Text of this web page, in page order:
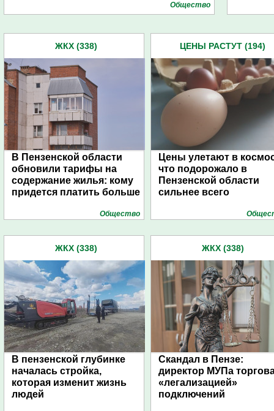
Общество
ЖКХ (338)
В Пензенской области
обновили тарифы на
содержание жилья: кому
придется платить больше
Общество
ЦЕНЫ РАСТУТ (194)
Цены улетают в
что подорожало в
Пензенской области
сильнее всего
ЖКХ (338)
В пензенской глубинке
началась стройка,
которая изменит жизнь
людей
ЖКХ (338)
Скандал в Пензе:
директор МУПа
«легализацией»
подключений